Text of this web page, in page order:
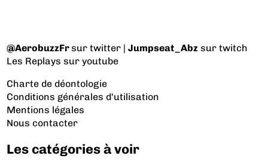
@AerobuzzFrsur twitter |Jumpseat_Abz sur twitch
Les Replays sur youtube
Charte de déontologie
Conditions générales d'utilisation
Mentions légales
Nous contacter
Les catégories à voir